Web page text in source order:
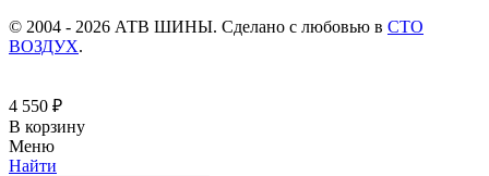
© 2004 - 2026 АТВ ШИНЫ. Сделано с любовью в СТО
ВОЗДУХ.
4 550 ₽
В корзину
Меню
Найти